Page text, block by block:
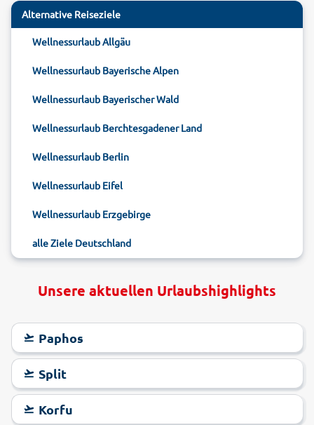
Alternative Reiseziele
Wellnessurlaub Allgäu
Wellnessurlaub Bayerische Alpen
Wellnessurlaub Bayerischer Wald
Wellnessurlaub Berchtesgadener Land
Wellnessurlaub Berlin
Wellnessurlaub Eifel
Wellnessurlaub Erzgebirge
alle Ziele Deutschland
Unsere aktuellen Urlaubshighlights
Paphos
Split
Korfu